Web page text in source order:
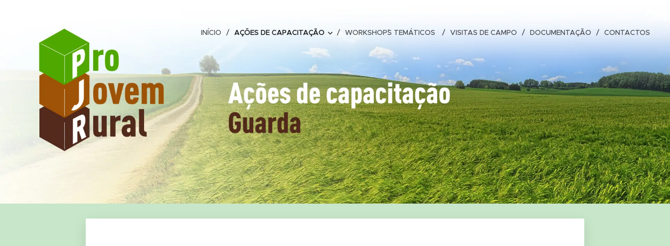
INÍCIO AÇÕES DE CAPACITAÇÃO WORKSHOP´S TEMÁTICOS VISITAS DE CAMPO DOCUMENTAÇÃO CONTACTOS